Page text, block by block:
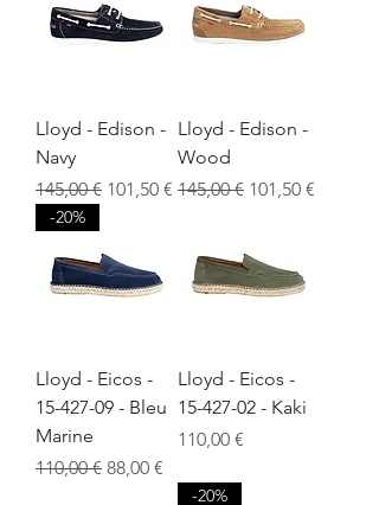
Lloyd - Edison -
Navy
Prix original
145,00 € Prix promotionnel
101,50 €
Lloyd - Edison -
Wood
Prix original
145,00 € Prix
101,50 €
-20%
Lloyd - Eicos -
15-427-09 - Bleu
Marine
Prix original
110,00 € Prix promotionnel
88,00 €
Lloyd - Eicos -
15-427-02 - Kaki
Prix
110,00 €
-20%